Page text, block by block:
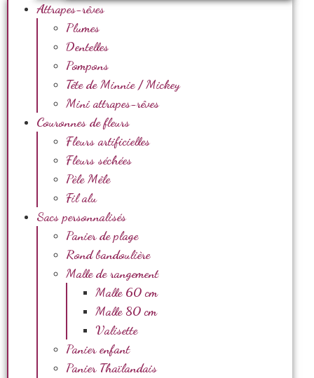
Attrapes-rêves
Plumes
Dentelles
Pompons
Tête de Minnie / Mickey
Mini attrapes-rêves
Couronnes de fleurs
Fleurs artificielles
Fleurs séchées
Pèle Mêle
Fil alu
Sacs personnalisés
Panier de plage
Rond bandoulière
Malle de rangement
Malle 60 cm
Malle 80 cm
Valisette
Panier enfant
Panier Thaïlandais